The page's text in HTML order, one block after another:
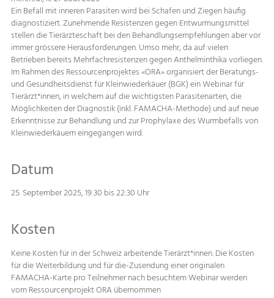
Ein Befall mit inneren Parasiten wird bei Schafen und Ziegen häufig
diagnostiziert. Zunehmende Resistenzen gegen Entwurmungsmittel
stellen die Tierärzteschaft bei den Behandlungsempfehlungen aber vor
immer grössere Herausforderungen. Umso mehr, da auf vielen
Betrieben bereits Mehrfachresistenzen gegen Anthelminthika vorliegen.
Im Rahmen des Ressourcenprojektes «ORA» organisiert der Beratungs-
und Gesundheitsdienst für Kleinwiederkäuer (BGK) ein Webinar für
Tierärzt*innen, in welchem auf die wichtigsten Parasitenarten, die
Möglichkeiten der Diagnostik (inkl. FAMACHA-Methode) und auf neue
Erkenntnisse zur Behandlung und zur Prophylaxe des Wurmbefalls von
Kleinwiederkäuern eingegangen wird.
Datum
25. September 2025, 19:30 bis 22:30 Uhr
Kosten
Keine Kosten für in der Schweiz arbeitende Tierärzt*innen. Die Kosten
für die Weiterbildung und für die-Zusendung einer originalen
FAMACHA-Karte pro Teilnehmer nach besuchtem Webinar werden
vom Ressourcenprojekt ORA übernommen